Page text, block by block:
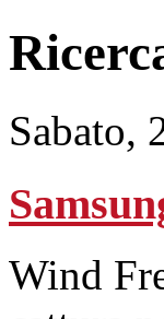
Sabato,
Wind